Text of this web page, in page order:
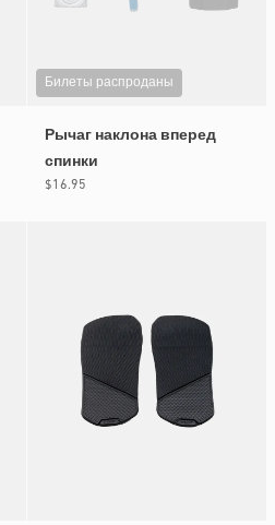
Билеты распроданы
Рычаг наклона вперед
спинки
Обычная
$16.95